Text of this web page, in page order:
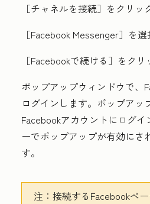
［チャネルを接続］ をクリッ
［Facebook Messenger］を選
［Facebookで続ける］をクリ
ポップアップウィンドウで、
ログインします。ポップアッ
Facebookアカウントにログ
ーでポップアップが有効にさ
す。
注： 接続するFacebookペ